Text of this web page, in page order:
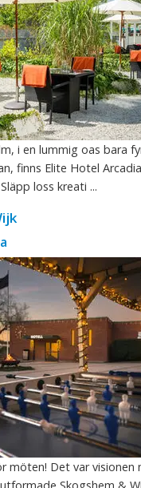
i en lummig oas bara
finns Elite Hotel
loss kreati ...
möten! Det var visionen